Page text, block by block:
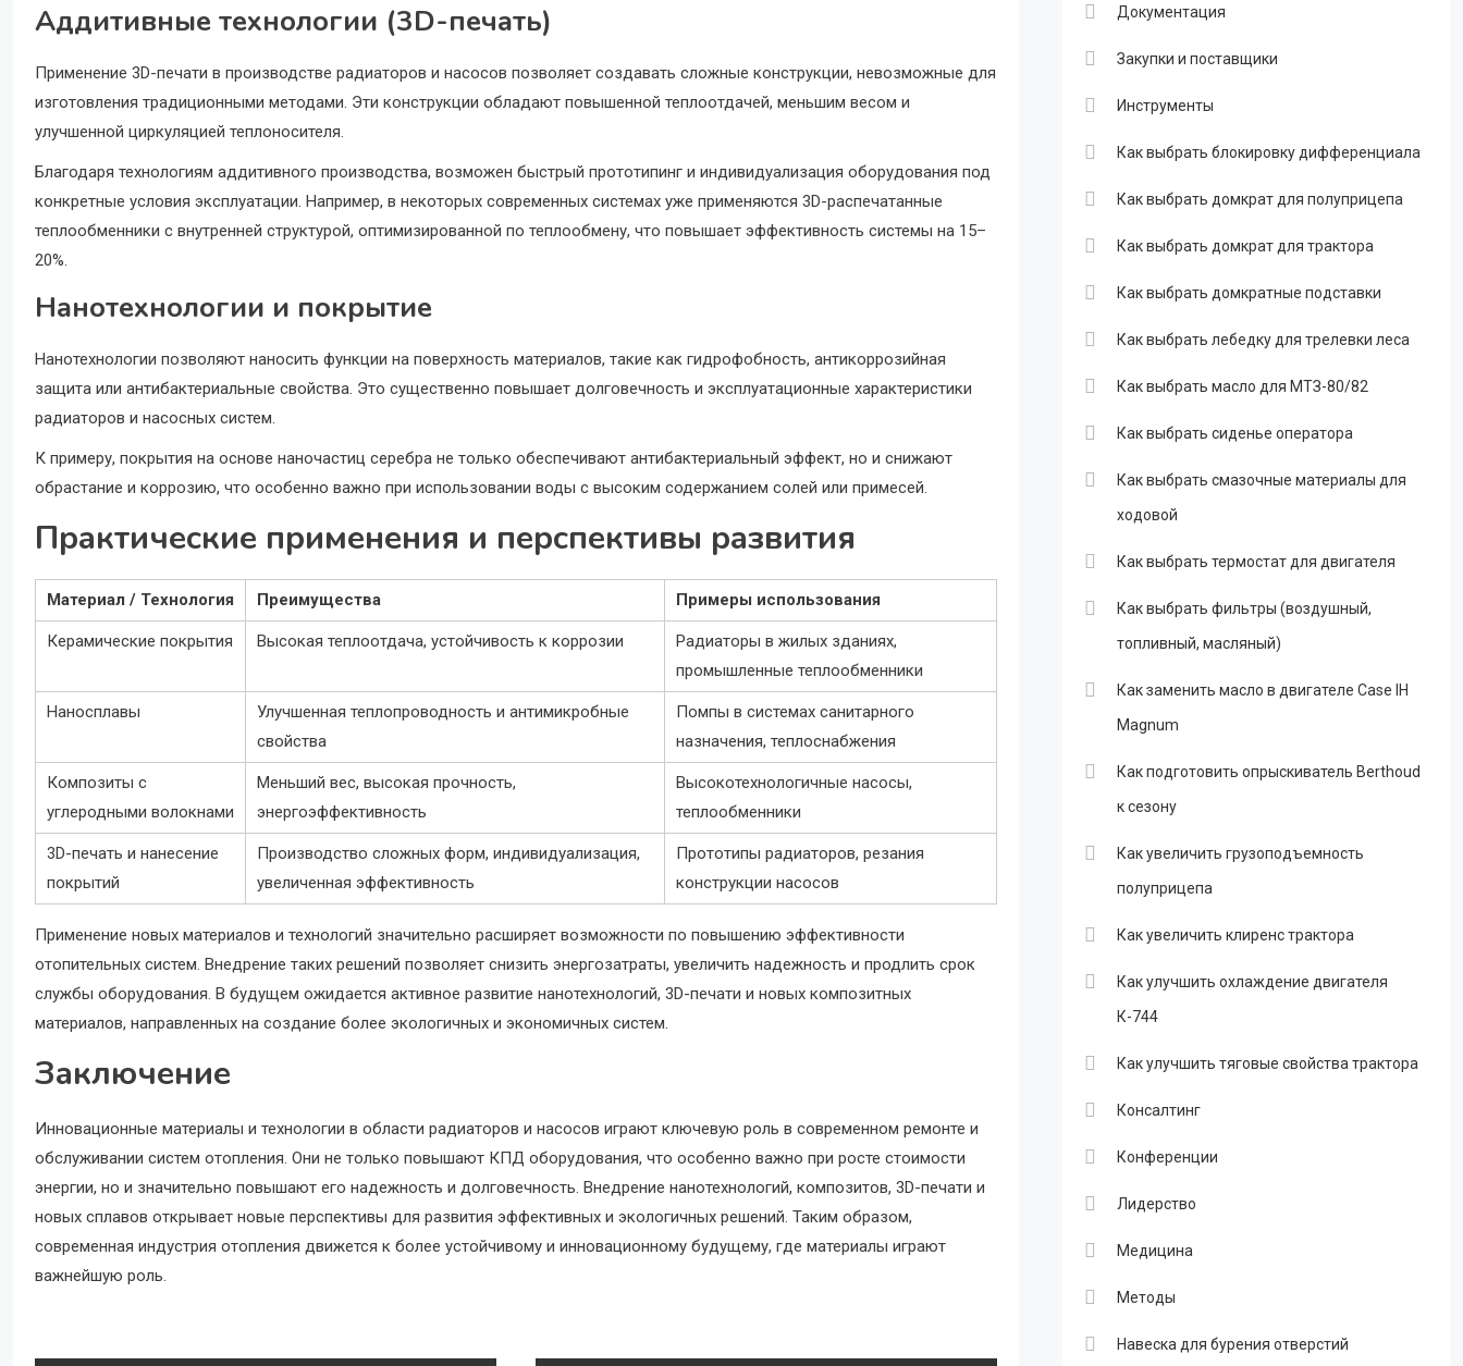
Аддитивные технологии (3D-печать)
Применение 3D-печати в производстве радиаторов и насосов позволяет создавать сложные конструкции, невозможные для
изготовления традиционными методами. Эти конструкции обладают повышенной теплоотдачей, меньшим весом и
улучшенной циркуляцией теплоносителя.
Благодаря технологиям аддитивного производства, возможен быстрый прототипинг и индивидуализация оборудования под
конкретные условия эксплуатации. Например, в некоторых современных системах уже применяются 3D-распечатанные
теплообменники с внутренней структурой, оптимизированной по теплообмену, что повышает эффективность системы на 15–
20%.
Нанотехнологии и покрытие
Нанотехнологии позволяют наносить функции на поверхность материалов, такие как гидрофобность, антикоррозийная
защита или антибактериальные свойства. Это существенно повышает долговечность и эксплуатационные характеристики
радиаторов и насосных систем.
К примеру, покрытия на основе наночастиц серебра не только обеспечивают антибактериальный эффект, но и снижают
обрастание и коррозию, что особенно важно при использовании воды с высоким содержанием солей или примесей.
Практические применения и перспективы развития
Материал / Технология Преимущества Примеры использования
Керамические покрытия Высокая теплоотдача, устойчивость к коррозии
Радиаторы в жилых зданиях,
промышленные теплообменники
Наносплавы
Улучшенная теплопроводность и антимикробные
свойства
Помпы в системах санитарного
назначения, теплоснабжения
Композиты с
углеродными волокнами
Меньший вес, высокая прочность,
энергоэффективность
Высокотехнологичные насосы,
теплообменники
3D-печать и нанесение
покрытий
Производство сложных форм, индивидуализация,
увеличенная эффективность
Прототипы радиаторов, резания
конструкции насосов
Применение новых материалов и технологий значительно расширяет возможности по повышению эффективности
отопительных систем. Внедрение таких решений позволяет снизить энергозатраты, увеличить надежность и продлить срок
службы оборудования. В будущем ожидается активное развитие нанотехнологий, 3D-печати и новых композитных
материалов, направленных на создание более экологичных и экономичных систем.
Заключение
Инновационные материалы и технологии в области радиаторов и насосов играют ключевую роль в современном ремонте и
обслуживании систем отопления. Они не только повышают КПД оборудования, что особенно важно при росте стоимости
энергии, но и значительно повышают его надежность и долговечность. Внедрение нанотехнологий, композитов, 3D-печати и
новых сплавов открывает новые перспективы для развития эффективных и экологичных решений. Таким образом,
современная индустрия отопления движется к более устойчивому и инновационному будущему, где материалы играют
важнейшую роль.
Документация
Закупки и поставщики
Инструменты
Как выбрать блокировку дифференциала
Как выбрать домкрат для полуприцепа
Как выбрать домкрат для трактора
Как выбрать домкратные подставки
Как выбрать лебедку для трелевки леса
Как выбрать масло для МТЗ-80/82
Как выбрать сиденье оператора
Как выбрать смазочные материалы для
ходовой
Как выбрать термостат для двигателя
Как выбрать фильтры (воздушный,
топливный, масляный)
Как заменить масло в двигателе Case IH
Magnum
Как подготовить опрыскиватель Berthoud
к сезону
Как увеличить грузоподъемность
полуприцепа
Как увеличить клиренс трактора
Как улучшить охлаждение двигателя
К-744
Как улучшить тяговые свойства трактора
Консалтинг
Конференции
Лидерство
Медицина
Методы
Навеска для бурения отверстий